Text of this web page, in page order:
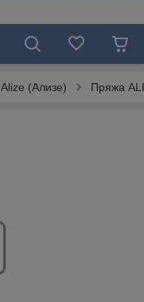
Alize (Ализе) Пряжа